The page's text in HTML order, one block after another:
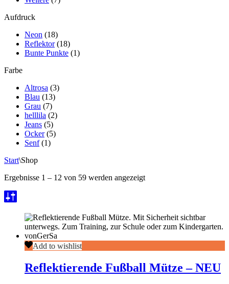
Aufdruck
Neon (18)
Reflektor (18)
Bunte Punkte (1)
Farbe
Altrosa (3)
Blau (13)
Grau (7)
helllila (2)
Jeans (5)
Ocker (5)
Senf (1)
Start\Shop
Ergebnisse 1 – 12 von 59 werden angezeigt
Reflektierende
Fußball
Mütze
–
Add to wishlist
Reflektierende Fußball Mütze – NEU